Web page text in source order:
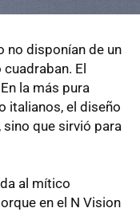
no disponían de un
El
la más pura
italianos, el diseño
sino que sirvió para
al mítico
en el N Vision